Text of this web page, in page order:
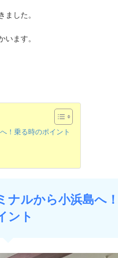
した。
ます。
！乗る時のポイント
ナルから小浜島へ
ント